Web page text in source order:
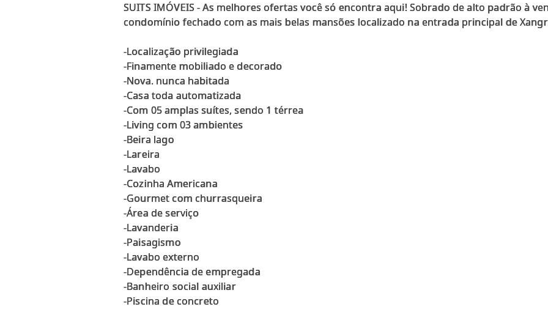
SUITS IMÓVEIS - As melhores ofertas você só encontra aqui! Sobrado de alto padrão à
condomínio fechado com as mais belas mansões localizado na entrada principal de
-Localização privilegiada
-Finamente mobiliado e decorado
-Nova. nunca habitada
-Casa toda automatizada
-Com 05 amplas suítes, sendo 1 térrea
-Living com 03 ambientes
-Beira lago
-Lareira
-Lavabo
-Cozinha Americana
-Gourmet com churrasqueira
-Área de serviço
-Lavanderia
-Paisagismo
-Lavabo externo
-Dependência de empregada
-Banheiro social auxiliar
-Piscina de concreto